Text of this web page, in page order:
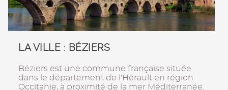
LA VILLE : BÉZIERS
Béziers est une commune française située
dans le département de l'Hérault en région
Occitanie, à proximité de la mer Méditerranée.